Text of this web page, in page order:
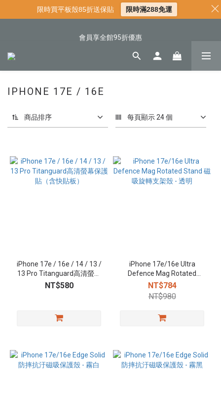
📌年中下殺 手機殼3折起
會員享全館95折優惠
📍新客首購現折$50｜加入會員立即領取
IPHONE 17E / 16E
商品排序 每頁顯示 24 個
iPhone 17e / 16e / 14 / 13 /
13 Pro Titanguard高清螢幕
保護貼（含快貼板）
NT$580
iPhone 17e/16e Ultra
Defence Mag Rotated
Stand 磁吸旋轉支架殼 - 透明
NT$784
NT$980
限時買平板殼85折送保貼 限時滿288免運